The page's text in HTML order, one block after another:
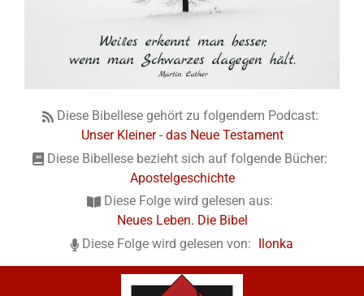
Diese Bibellese gehört zu folgendem Podcast:
Unser Kleiner - das Neue Testament
Diese Bibellese bezieht sich auf folgende Bücher:
Apostelgeschichte
Diese Folge wird gelesen aus:
Neues Leben. Die Bibel
Diese Folge wird gelesen von:
Ilonka